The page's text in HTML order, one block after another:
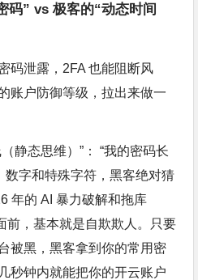
码” vs 极客的“动态时间
码泄露，2FA 也能阻断风
账户防御等级，拉出来做一
静态思维）”： “我的密码长
数字和特殊字符，黑客绝对猜
年的 AI 暴力破解和拖库
前，基本就是自欺欺人。只要
被黑，黑客拿到你的常用密
秒钟内就能把你的开云账户